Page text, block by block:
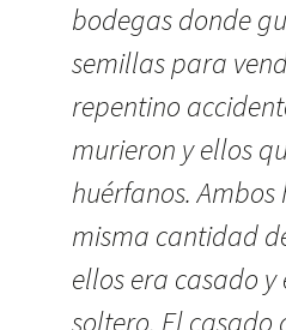
bodegas donde
semillas para
repentino
murieron y ellos
huérfanos.
misma cantidad
ellos era casado
soltero. El casado